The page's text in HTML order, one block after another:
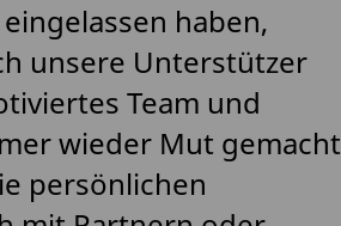
haben,
unsere Unterstützer
Team und
wieder Mut gemacht
persönlichen